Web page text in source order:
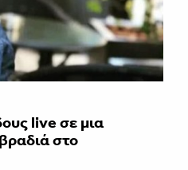
live σε μια
στο